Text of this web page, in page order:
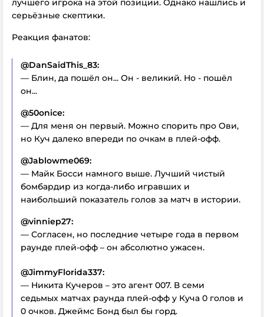
лучшего игрока на этой позиции. Однако нашлись и
серьёзные скептики.
Реакция фанатов:
@DanSaidThis_83:
— Блин, да пошёл он... Он - великий. Но - пошёл
он...
@50onice:
— Для меня он первый. Можно спорить про Ови,
но Куч далеко впереди по очкам в плей-офф.
@Jablowme069:
— Майк Босси намного выше. Лучший чистый
бомбардир из когда-либо игравших и
наибольший показатель голов за матч в истории.
@vinniep27:
— Согласен, но последние четыре года в первом
раунде плей-офф – он абсолютно ужасен.
@JimmyFlorida337:
— Никита Кучеров – это агент 007. В семи
седьмых матчах раунда плей-офф у Куча 0 голов и
0 очков. Джеймс Бонд был бы горд.